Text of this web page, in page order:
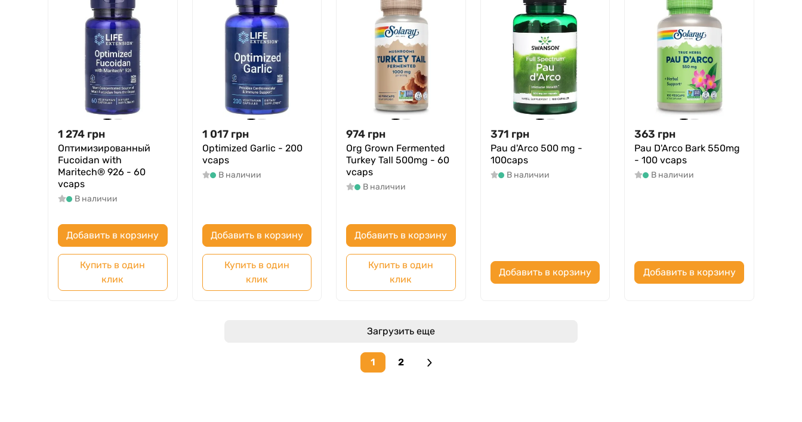
1 274 грн
Оптимизированный
Fucoidan with
Maritech® 926 - 60
vcaps
В наличии
Добавить в корзину
Купить в один
клик
1 017 грн
Optimized Garlic - 200
vcaps
В наличии
Добавить в корзину
Купить в один
клик
974 грн
Org Grown Fermented
Turkey Tall 500mg - 60
vcaps
В наличии
Добавить в корзину
Купить в один
клик
371 грн
Pau d'Arco 500 mg -
100caps
В наличии
Добавить в корзину
363 грн
Pau D'Arco Bark 550mg
- 100 vcaps
В наличии
Добавить в корзину
Загрузить еще
1 2
Next page